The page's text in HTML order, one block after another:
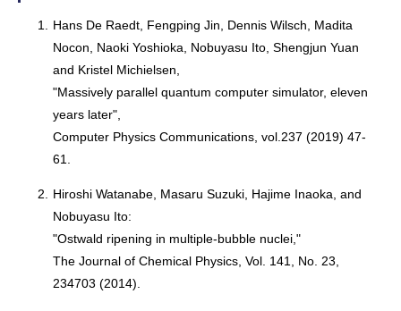
1.
Hans De Raedt, Fengping Jin, Dennis Wilsch, Madita
Nocon, Naoki Yoshioka, Nobuyasu Ito, Shengjun Yuan
and Kristel Michielsen,
"Massively parallel quantum computer simulator, eleven
years later",
Computer Physics Communications, vol.237 (2019) 47-
61.
2.
Hiroshi Watanabe, Masaru Suzuki, Hajime Inaoka, and
Nobuyasu Ito:
"Ostwald ripening in multiple-bubble nuclei,"
The Journal of Chemical Physics, Vol. 141, No. 23,
234703 (2014).